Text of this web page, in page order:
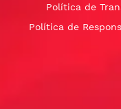
Política de
Política de